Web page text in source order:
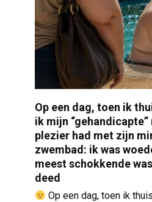
Op een dag, toen ik
ik mijn
plezier had met zijn
zwembad: ik was
meest schokkende
deed
Op een dag, toen ik